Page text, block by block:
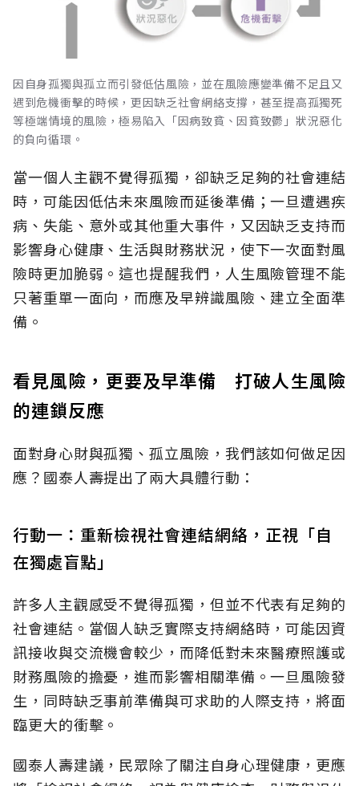
因自身孤獨與孤立而引發低估風險，並在風險應變準備不足且又
遇到危機衝擊的時候，更因缺乏社會網絡支撐，甚至提高孤獨死
等極端情境的風險，極易陷入「因病致貧、因貧致鬱」狀況惡化
的負向循環。
當一個人主觀不覺得孤獨，卻缺乏足夠的社會連結
時，可能因低估未來風險而延後準備；一旦遭遇疾
病、失能、意外或其他重大事件，又因缺乏支持而
影響身心健康、生活與財務狀況，使下一次面對風
險時更加脆弱。這也提醒我們，人生風險管理不能
只著重單一面向，而應及早辨識風險、建立全面準
備。
看見風險，更要及早準備 打破人生風險
的連鎖反應
面對身心財與孤獨、孤立風險，我們該如何做足因
應？國泰人壽提出了兩大具體行動：
行動一：重新檢視社會連結網絡，正視「自
在獨處盲點」
許多人主觀感受不覺得孤獨，但並不代表有足夠的
社會連結。當個人缺乏實際支持網絡時，可能因資
訊接收與交流機會較少，而降低對未來醫療照護或
財務風險的擔憂，進而影響相關準備。一旦風險發
生，同時缺乏事前準備與可求助的人際支持，將面
臨更大的衝擊。
國泰人壽建議，民眾除了關注自身心理健康，更應